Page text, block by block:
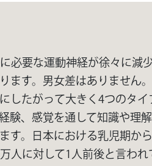
必要な運動神経が徐々に減
ます。男女差はありません
したがって大きく4つのタ
験、感覚を通して知識や理
す。日本における乳児期か
人に対して1人前後と言われ